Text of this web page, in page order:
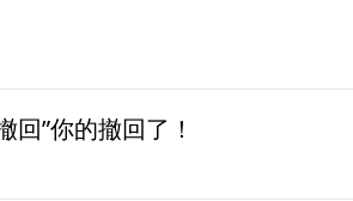
回”你的撤回了！